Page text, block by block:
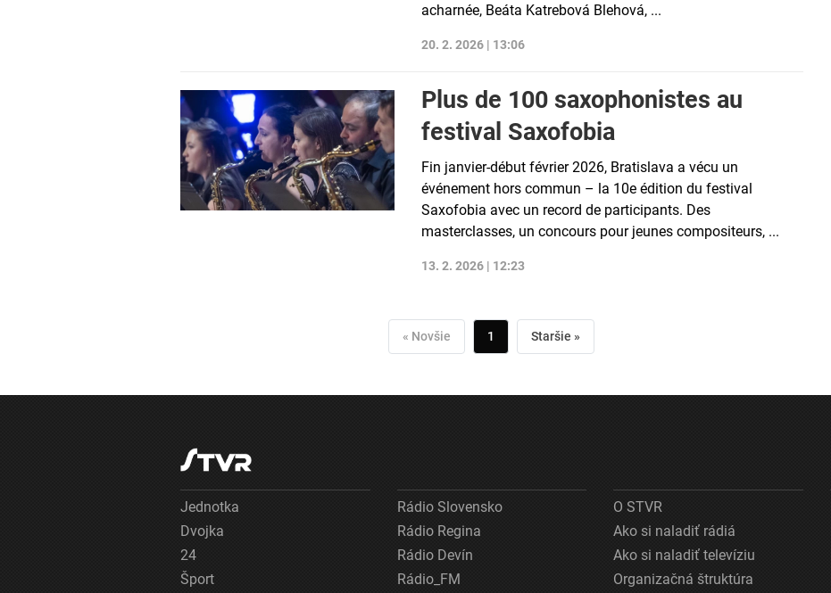
acharnée, Beáta Katrebová Blehová, ...
20. 2. 2026 | 13:06
Plus de 100 saxophonistes au
festival Saxofobia
Fin janvier-début février 2026, Bratislava a vécu un
événement hors commun – la 10e édition du festival
Saxofobia avec un record de participants. Des
masterclasses, un concours pour jeunes compositeurs, ...
13. 2. 2026 | 12:23
« Novšie 1 Staršie »
Jednotka
Dvojka
24
Šport
Rádio Slovensko
Rádio Regina
Rádio Devín
Rádio_FM
O STVR
Ako si naladiť rádiá
Ako si naladiť televíziu
Organizačná štruktúra